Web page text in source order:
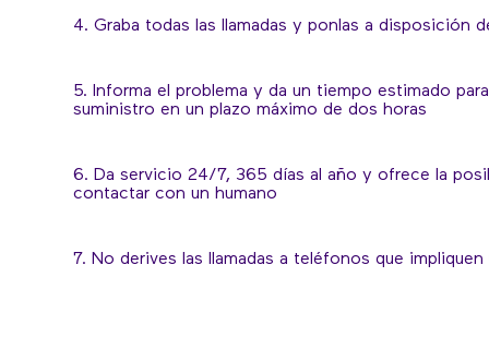
4. Graba todas las llamadas y ponlas a disposición
5. Informa el problema y da un tiempo estimado
suministro en un plazo máximo de dos horas
6. Da servicio 24/7, 365 días al año y ofrece la
contactar con un humano
7. No derives las llamadas a teléfonos que